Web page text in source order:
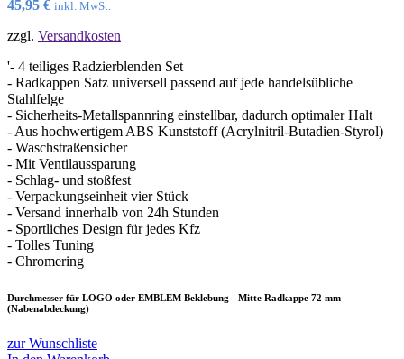
45,95 € inkl. MwSt.
zzgl. Versandkosten
'- 4 teiliges Radzierblenden Set
- Radkappen Satz universell passend auf jede handelsübliche
Stahlfelge
- Sicherheits-Metallspannring einstellbar, dadurch optimaler Halt
- Aus hochwertigem ABS Kunststoff (Acrylnitril-Butadien-Styrol)
- Waschstraßensicher
- Mit Ventilaussparung
- Schlag- und stoßfest
- Verpackungseinheit vier Stück
- Versand innerhalb von 24h Stunden
- Sportliches Design für jedes Kfz
- Tolles Tuning
- Chromering
Durchmesser für LOGO oder EMBLEM Beklebung - Mitte Radkappe 72 mm
(Nabenabdeckung)
zur Wunschliste